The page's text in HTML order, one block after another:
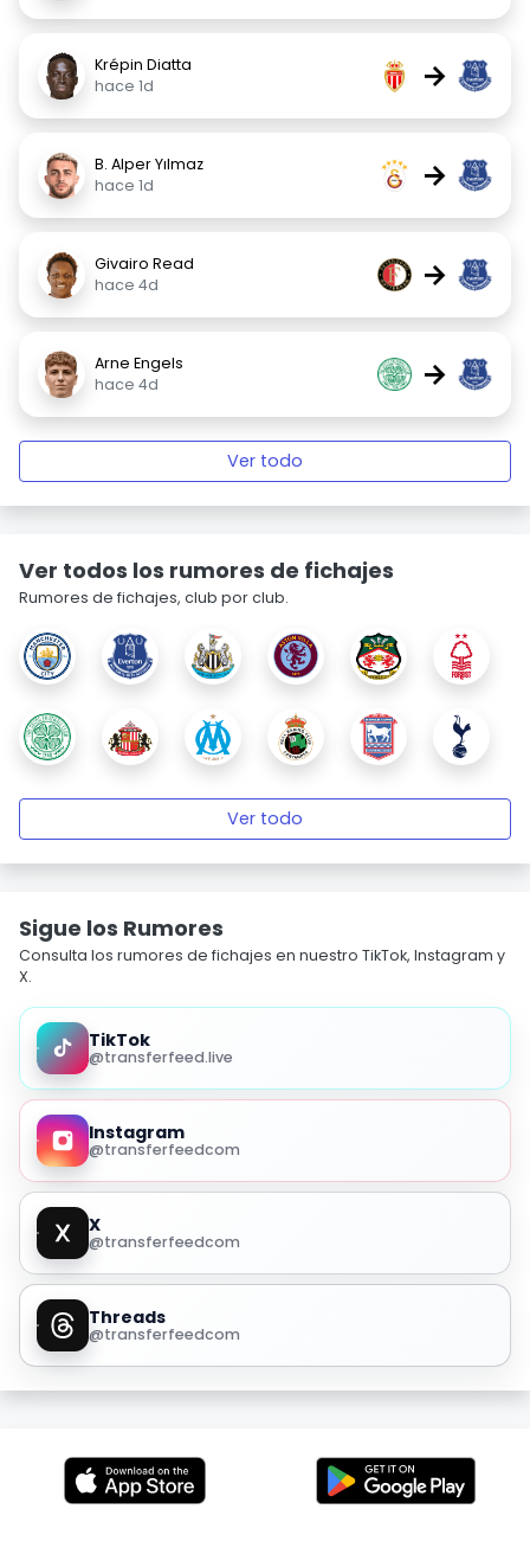
Krépin Diatta
hace 1d
→
B. Alper Yılmaz
hace 1d
→
Givairo Read
hace 4d
→
Arne Engels
hace 4d
→
Ver todo
Ver todos los rumores de fichajes
Rumores de fichajes, club por club.
Ver todo
Sigue los Rumores
Consulta los rumores de fichajes en nuestro TikTok, Instagram y
X.
TikTok
@transferfeed.live
Instagram
@transferfeedcom
X
@transferfeedcom
Threads
@transferfeedcom